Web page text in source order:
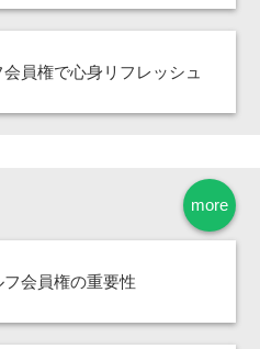
会員権で心身リフレッシュ
more
会員権の重要性